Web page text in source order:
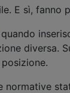
E sì,
quando
diversa.
normative